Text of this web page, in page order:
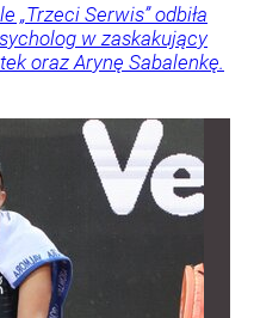
„Trzeci Serwis” odbiła
w zaskakujący
oraz Arynę Sabalenkę.